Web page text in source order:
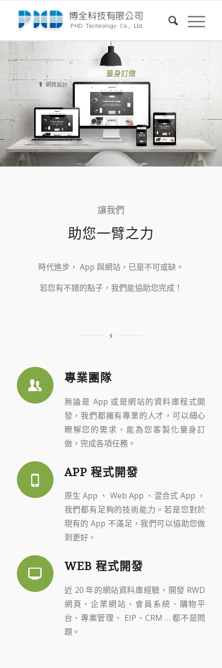
量身訂做
網頁設計
購物網站
會員社群
讓我們
助您一臂之力
時代進步， App 與網站，已是不可或缺。
若您有不錯的點子，我們能協助您完成！
專業團隊
無論是 App 或是網站的資料庫程式開
發，我們都擁有專業的人才，可以細心
瞭解您的需求，能為您客製化量身訂
做，完成各項任務。
APP 程式開發
原生 App 、 Web App 、混合式 App ，
我們都有足夠的技術能力。若是您對於
現有的 App 不滿足，我們可以協助您做
到更好。
WEB 程式開發
近 20 年的網站資料庫經驗，開發 RWD
網頁、企業網站、會員系統、購物平
台、專案管理、 EIP、CRM … 都不是問
題。